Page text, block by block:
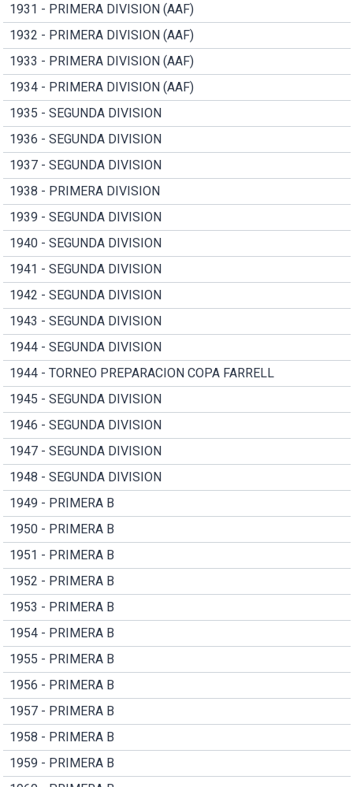
1931 - PRIMERA DIVISION (AAF)
1932 - PRIMERA DIVISION (AAF)
1933 - PRIMERA DIVISION (AAF)
1934 - PRIMERA DIVISION (AAF)
1935 - SEGUNDA DIVISION
1936 - SEGUNDA DIVISION
1937 - SEGUNDA DIVISION
1938 - PRIMERA DIVISION
1939 - SEGUNDA DIVISION
1940 - SEGUNDA DIVISION
1941 - SEGUNDA DIVISION
1942 - SEGUNDA DIVISION
1943 - SEGUNDA DIVISION
1944 - SEGUNDA DIVISION
1944 - TORNEO PREPARACION COPA FARRELL
1945 - SEGUNDA DIVISION
1946 - SEGUNDA DIVISION
1947 - SEGUNDA DIVISION
1948 - SEGUNDA DIVISION
1949 - PRIMERA B
1950 - PRIMERA B
1951 - PRIMERA B
1952 - PRIMERA B
1953 - PRIMERA B
1954 - PRIMERA B
1955 - PRIMERA B
1956 - PRIMERA B
1957 - PRIMERA B
1958 - PRIMERA B
1959 - PRIMERA B